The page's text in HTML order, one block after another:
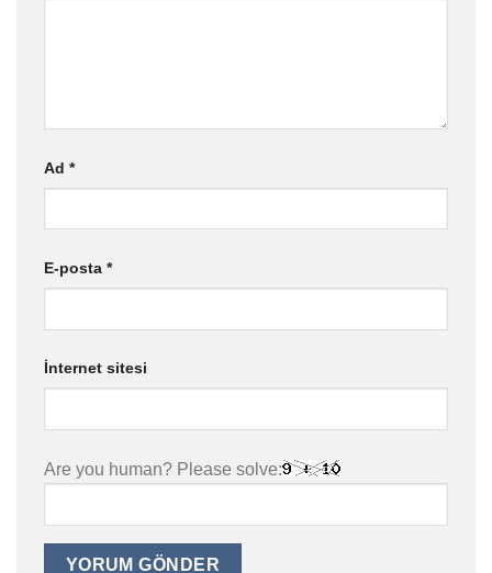
Ad *
E-posta *
İnternet sitesi
Are you human? Please solve: